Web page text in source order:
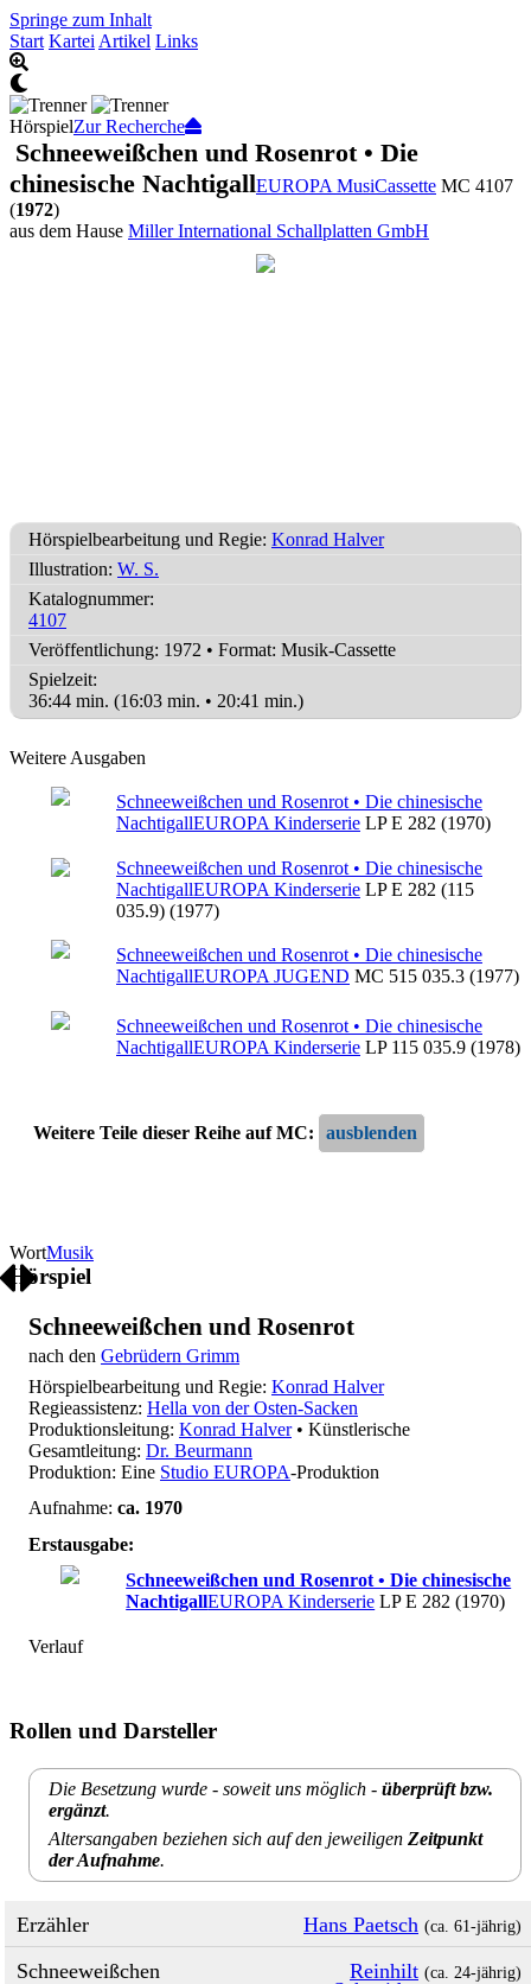
Springe zum Inhalt
Start Kartei Artikel Links
HörspielZur Recherche
Schneeweißchen und Rosenrot • Die
chinesische NachtigallEUROPA MusiCassette MC 4107
(1972)
aus dem Hause Miller International Schallplatten GmbH
Hörspielbearbeitung und Regie: Konrad Halver
Illustration: W. S.
Katalognummer:
4107
Veröffentlichung: 1972 • Format: Musik-Cassette
Spielzeit:
36:44 min. (16:03 min. • 20:41 min.)
Weitere Ausgaben
Schneeweißchen und Rosenrot • Die chinesische
NachtigallEUROPA Kinderserie LP E 282 (1970)
Schneeweißchen und Rosenrot • Die chinesische
NachtigallEUROPA Kinderserie LP E 282 (115
035.9) (1977)
Schneeweißchen und Rosenrot • Die chinesische
NachtigallEUROPA JUGEND MC 515 035.3 (1977)
Schneeweißchen und Rosenrot • Die chinesische
NachtigallEUROPA Kinderserie LP 115 035.9 (1978)
Weitere Teile dieser Reihe auf MC:
WortMusik
Hörspiel
Schneeweißchen und Rosenrot
nach den Gebrüdern Grimm
Hörspielbearbeitung und Regie: Konrad Halver
Regieassistenz: Hella von der Osten-Sacken
Produktionsleitung: Konrad Halver• Künstlerische
Gesamtleitung: Dr. Beurmann
Produktion: Eine Studio EUROPA-Produktion
Aufnahme: ca. 1970
Erstausgabe:
Schneeweißchen und Rosenrot • Die chinesische
NachtigallEUROPA Kinderserie LP E 282 (1970)
Verlauf
Rollen und Darsteller
Die Besetzung wurde - soweit uns möglich - überprüft bzw.
ergänzt.
Altersangaben beziehen sich auf den jeweiligen Zeitpunkt
der Aufnahme.
Erzähler Hans Paetsch (ca. 61‑jährig)
Schneeweißchen
Reinhilt (ca. 24‑jährig)